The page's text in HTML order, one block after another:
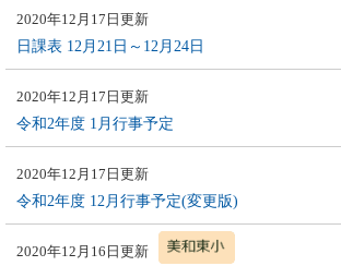
2020年12月17日更新
日課表 12月21日～12月24日
2020年12月17日更新
令和2年度 1月行事予定
2020年12月17日更新
令和2年度 12月行事予定(変更版)
2020年12月16日更新